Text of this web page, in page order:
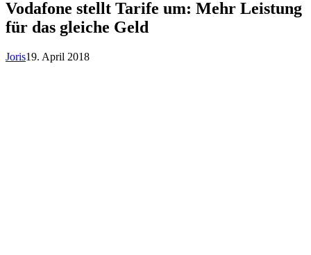
Vodafone stellt Tarife um: Mehr Leistung
für das gleiche Geld
Joris19. April 2018